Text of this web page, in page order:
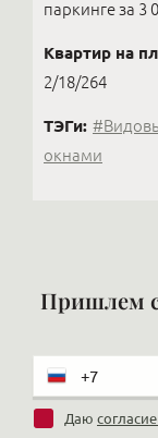
паркинге за 3
Квартир на
2/18/264
ТЭГи:
окнами
Пришлем
Даю